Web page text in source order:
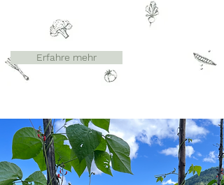
Schön dass du hier bist!
Erfahre mehr